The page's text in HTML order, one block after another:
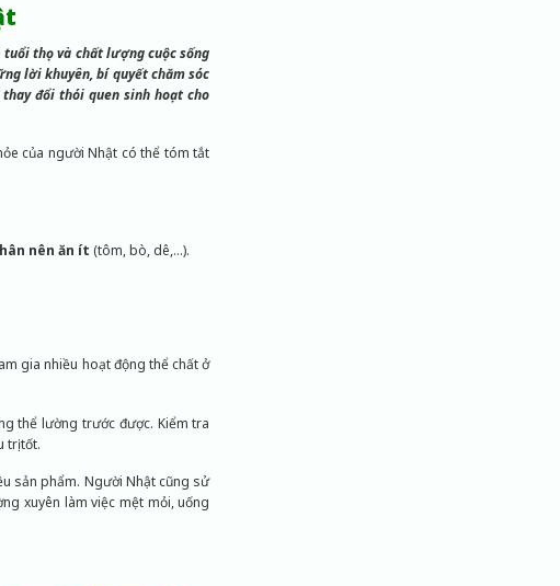
thọ và chất lượng cuộc sống
lời khuyên, bí quyết chăm sóc
đổi thói quen sinh hoạt cho
của người Nhật có thể tóm tắt
nên ăn ít (tôm, bò, dê,…).
gia nhiều hoạt động thể chất ở
thể lường trước được. Kiểm tra
trị tốt.
sản phẩm. Người Nhật cũng sử
xuyên làm việc mệt mỏi, uống